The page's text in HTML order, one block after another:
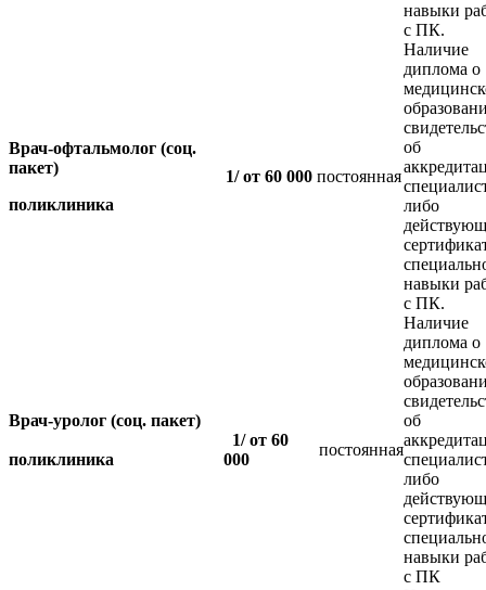
навыки
с ПК.
Врач-офтальмолог (соц.
пакет)
поликлиника
1/ от 60 000 постоянная
Наличие
диплома о
об
либо
навыки
с ПК.
Врач-уролог (соц. пакет)
поликлиника
1/ от 60
000
постоянная
Наличие
диплома о
об
либо
навыки
с ПК